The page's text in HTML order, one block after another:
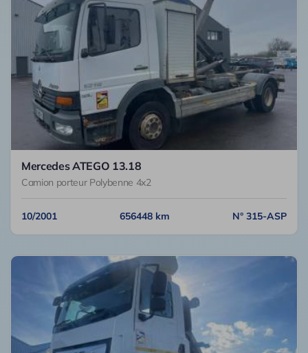
Mercedes ATEGO 13.18
Camion porteur Polybenne 4x2
10/2001 656448 km N° 315-ASP